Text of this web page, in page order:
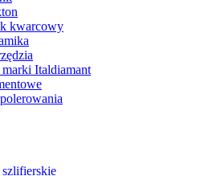
kwarcowy
Italdiamant